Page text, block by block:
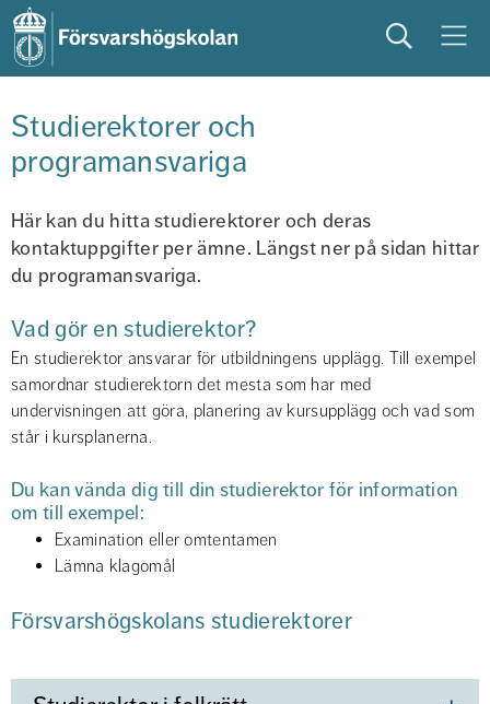
Sök Meny
studera på campus studentliv
Studierektorer och
programansvariga
Här kan du hitta studierektorer och deras
kontaktuppgifter per ämne. Längst ner på sidan hittar
du programansvariga.
Vad gör en studierektor?
En studierektor ansvarar för utbildningens upplägg. Till exempel
samordnar studierektorn det mesta som har med
undervisningen att göra, planering av kursupplägg och vad som
står i kursplanerna.
Du kan vända dig till din studierektor för information
om till exempel:
Examination eller omtentamen
Lämna klagomål
Försvarshögskolans studierektorer